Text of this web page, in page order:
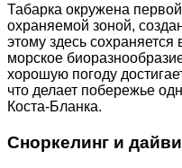
Табарка окружена
охраняемой зоной,
этому здесь
морское
хорошую погоду
что делает побережье
Коста-Бланка.
Сноркелинг и